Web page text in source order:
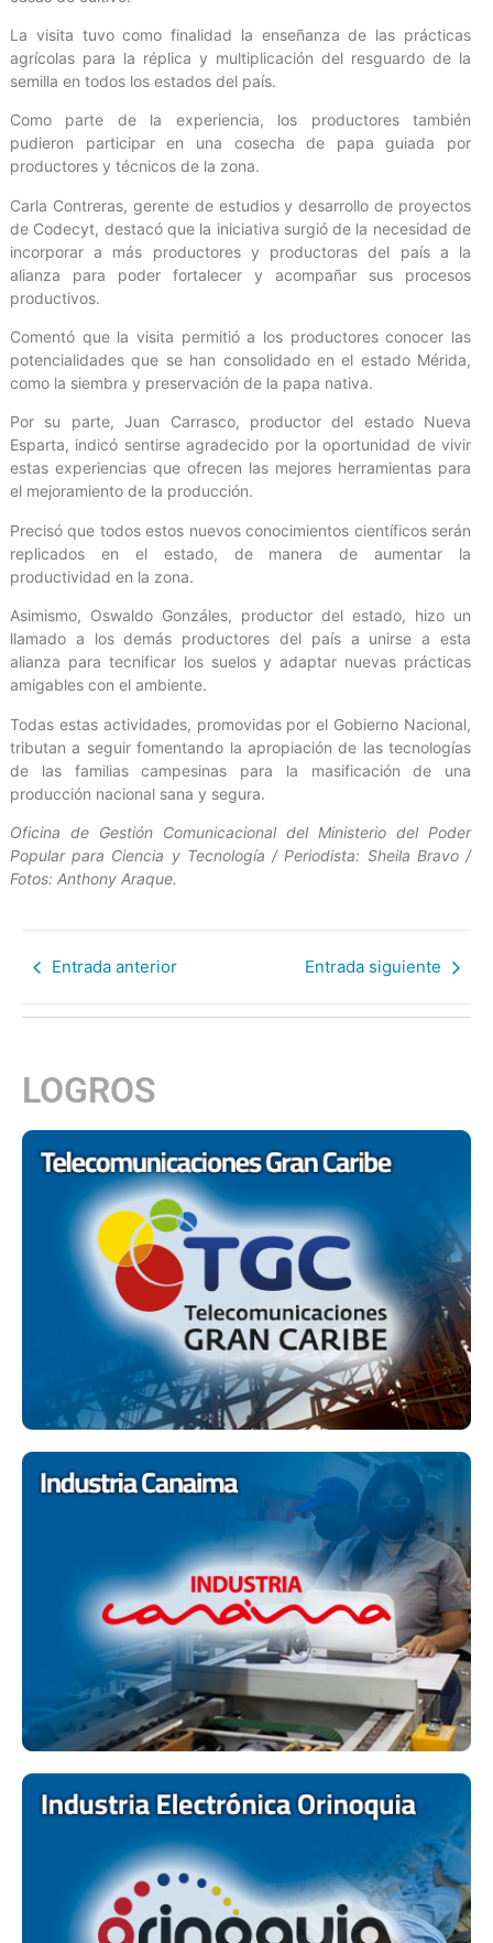
La visita tuvo como finalidad la enseñanza de las prácticas
agrícolas para la réplica y multiplicación del resguardo de la
semilla en todos los estados del país.
Como parte de la experiencia, los productores también
pudieron participar en una cosecha de papa guiada por
productores y técnicos de la zona.
Carla Contreras, gerente de estudios y desarrollo de proyectos
de Codecyt, destacó que la iniciativa surgió de la necesidad de
incorporar a más productores y productoras del país a la
alianza para poder fortalecer y acompañar sus procesos
productivos.
Comentó que la visita permitió a los productores conocer las
potencialidades que se han consolidado en el estado Mérida,
como la siembra y preservación de la papa nativa.
Por su parte, Juan Carrasco, productor del estado Nueva
Esparta, indicó sentirse agradecido por la oportunidad de vivir
estas experiencias que ofrecen las mejores herramientas para
el mejoramiento de la producción.
Precisó que todos estos nuevos conocimientos científicos serán
replicados en el estado, de manera de aumentar la
productividad en la zona.
Asimismo, Oswaldo Gonzáles, productor del estado, hizo un
llamado a los demás productores del país a unirse a esta
alianza para tecnificar los suelos y adaptar nuevas prácticas
amigables con el ambiente.
Todas estas actividades, promovidas por el Gobierno Nacional,
tributan a seguir fomentando la apropiación de las tecnologías
de las familias campesinas para la masificación de una
producción nacional sana y segura.
Oficina de Gestión Comunicacional del Ministerio del Poder
Popular para Ciencia y Tecnología / Periodista: Sheila Bravo /
Fotos: Anthony Araque.
Entrada anterior Entrada siguiente
LOGROS